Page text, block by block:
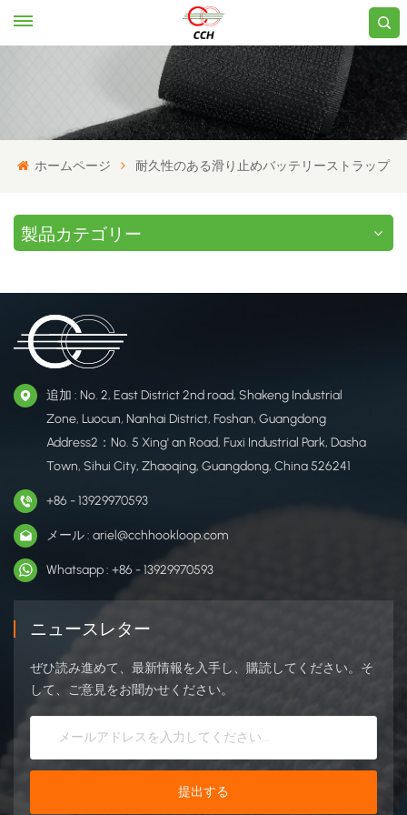
ホームページ 耐久性のある滑り止めバッテリーストラップ
製品カテゴリー
追加 : No. 2, East District 2nd road, Shakeng Industrial
Zone, Luocun, Nanhai District, Foshan, Guangdong
Address2：No. 5 Xing' an Road, Fuxi Industrial Park, Dasha
Town, Sihui City, Zhaoqing, Guangdong, China 526241
+86 - 13929970593
メール : ariel@cchhookloop.com
Whatsapp : +86 - 13929970593
ニュースレター
ぜひ読み進めて、最新情報を入手し、購読してください。そ
して、ご意見をお聞かせください。